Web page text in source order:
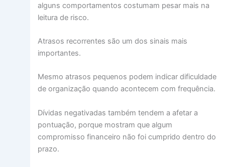
alguns comportamentos costumam pesar mais na
leitura de risco.
Atrasos recorrentes são um dos sinais mais
importantes.
Mesmo atrasos pequenos podem indicar dificuldade
de organização quando acontecem com frequência.
Dívidas negativadas também tendem a afetar a
pontuação, porque mostram que algum
compromisso financeiro não foi cumprido dentro do
prazo.